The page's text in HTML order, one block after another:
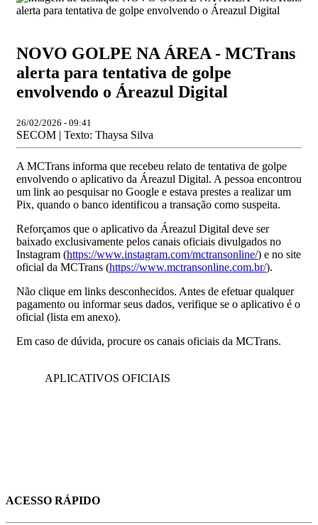
NOVO GOLPE NA ÁREA - MCTrans
alerta para tentativa de golpe
envolvendo o Áreazul Digital
26/02/2026 - 09:41
SECOM | Texto: Thaysa Silva
A MCTrans informa que recebeu relato de tentativa de golpe
envolvendo o aplicativo da Áreazul Digital. A pessoa encontrou
um link ao pesquisar no Google e estava prestes a realizar um
Pix, quando o banco identificou a transação como suspeita.
Reforçamos que o aplicativo da Áreazul Digital deve ser
baixado exclusivamente pelos canais oficiais divulgados no
Instagram (https://www.instagram.com/mctransonline/) e no site
oficial da MCTrans (https://www.mctransonline.com.br/).
Não clique em links desconhecidos. Antes de efetuar qualquer
pagamento ou informar seus dados, verifique se o aplicativo é o
oficial (lista em anexo).
Em caso de dúvida, procure os canais oficiais da MCTrans.
APLICATIVOS OFICIAIS
ACESSO RÁPIDO